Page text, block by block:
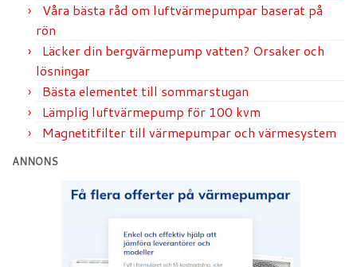
Våra bästa råd om luftvärmepumpar baserat på
rön
Läcker din bergvärmepump vatten? Orsaker och
lösningar
Bästa elementet till sommarstugan
Lämplig luftvärmepump för 100 kvm
Magnetitfilter till värmepumpar och värmesystem
ANNONS